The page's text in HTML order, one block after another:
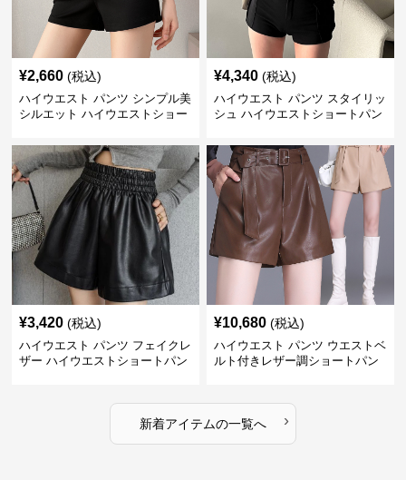
¥2,660 (税込)
ハイウエスト パンツ シンプル美
シルエット ハイウエストショー
¥4,340 (税込)
ハイウエスト パンツ スタイリッ
シュ ハイウエストショートパン
¥3,420 (税込)
ハイウエスト パンツ フェイクレ
ザー ハイウエストショートパン
¥10,680 (税込)
ハイウエスト パンツ ウエストベ
ルト付きレザー調ショートパン
新着アイテムの一覧へ ›